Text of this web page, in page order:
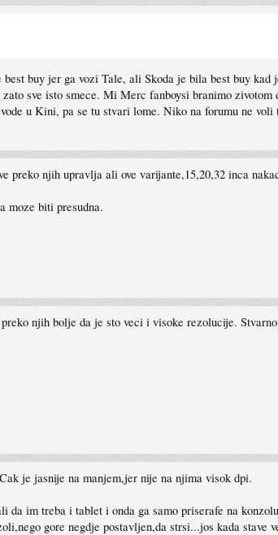
buy jer ga vozi Tale, ali Skoda je bila best buy
sve isto smece. Mi Merc fanboysi branimo
u Kini, pa se tu stvari lome. Niko na forumu ne
preko njih upravlja ali ove varijante,15,20,32 inca
moze biti presudna.
njih bolje da je sto veci i visoke rezolucije.
je jasnije na manjem,jer nije na njima visok dpi.
da im treba i tablet i onda ga samo priserafe na
gore negdje postavljen,da strsi...jos kada